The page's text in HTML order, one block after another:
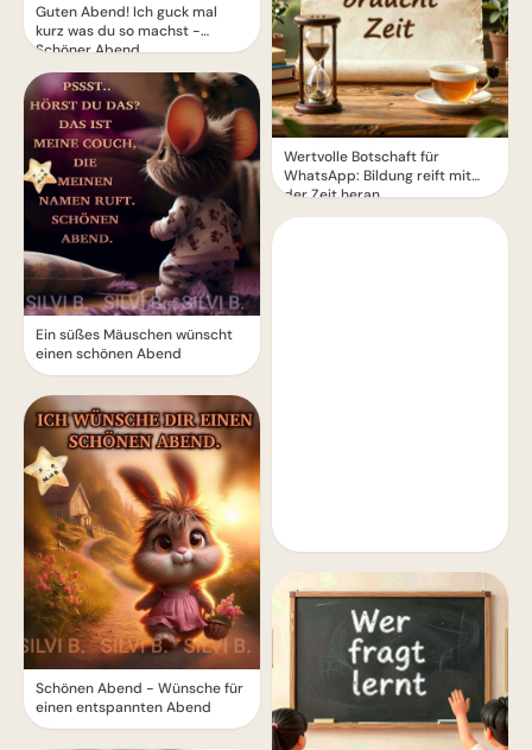
Guten Abend! Ich guck mal
kurz was du so machst -
Schöner Abend
Ein süßes Mäuschen wünscht
einen schönen Abend
Schönen Abend - Wünsche für
einen entspannten Abend
Wertvolle Botschaft für
WhatsApp: Bildung reift mit
der Zeit heran